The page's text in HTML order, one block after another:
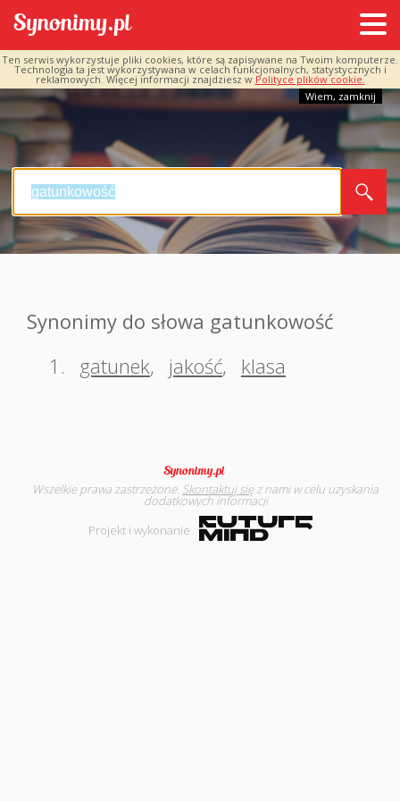
Ten serwis wykorzystuje pliki cookies, które są zapisywane na Twoim komputerze.
Technologia ta jest wykorzystywana w celach funkcjonalnych, statystycznych i
reklamowych. Więcej informacji znajdziesz w Polityce plików cookie.
Wiem, zamknij
Synonimy do słowa gatunkowość
1.
gatunek, jakość, klasa
Wszelkie prawa zastrzeżone. Skontaktuj sięz nami w celu uzyskania
dodatkowych informacji
Projekt i wykonanie